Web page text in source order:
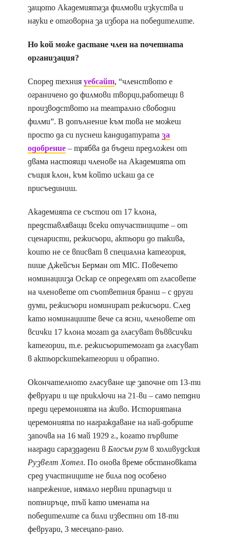
защото Академиятаза филмови изкуства и
науки е отговорна за избора на победителите.
Но кой може дастане член на почетната
организация?
Според технияуебсайт, “членството е
ограничено до филмови творци,работещи в
производството на театрално свободни
филми”. В допълнение към това не можеш
просто да си пуснеш кандидатурата за
одобрение– трябва да бъдеш предложен от
двама настоящи членове на Академията от
същия клон, към който искаш да се
присъединиш.
Академията се състои от 17 клона,
представляващи всеки отучастниците – от
сценаристи, режисьори, актьори до такива,
които не се вписват в специална категория,
пише Джейсън Берман от MIC. Повечето
номинацииза Оскар се определят от гласовете
на членовете от съответния бранш – с други
думи, режисьори номинират режисьори. След
като номинациите вече са ясни, членовете от
всички 17 клона могат да гласуват въввсички
категории, т.е. режисьоритемогат да гласуват
в актьорскитекатегории и обратно.
Окончателното гласуване ще започне от 13-ти
февруари и ще приключи на 21-ви – само петдни
преди церемонията на живо. Историятана
церемонията по награждаване на най-добрите
започва на 16 май 1929 г., когато първите
награди сараздадени вБлосъм рум в холивудския
Рузвелт Хотел. По онова време обстановката
сред участниците не била под особено
напрежение, нямало нервни припадъци и
потниръце, тъй като имената на
победителите са били известни от 18-ти
февруари, 3 месецапо-рано.